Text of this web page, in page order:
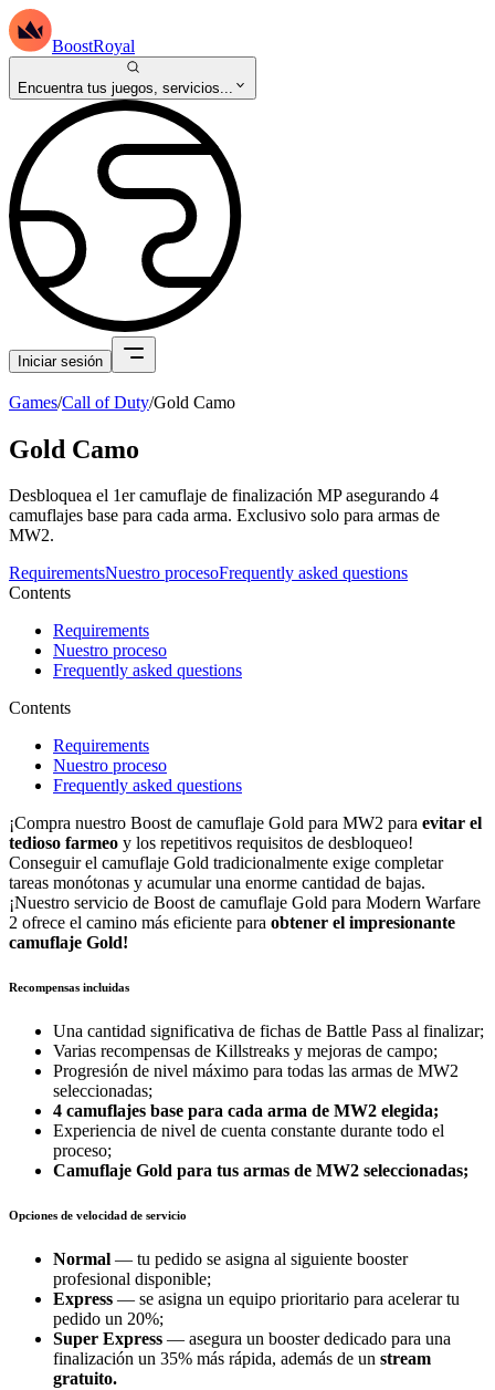
BoostRoyal
Encuentra tus juegos, servicios...
Iniciar sesión
Games/Call of Duty/Gold Camo
Gold Camo
Desbloquea el 1er camuflaje de finalización MP asegurando 4
camuflajes base para cada arma. Exclusivo solo para armas de
MW2.
RequirementsNuestro procesoFrequently asked questions
Contents
Requirements
Nuestro proceso
Frequently asked questions
Contents
Requirements
Nuestro proceso
Frequently asked questions
¡Compra nuestro Boost de camuflaje Gold para MW2 para evitar el
tedioso farmeo y los repetitivos requisitos de desbloqueo!
Conseguir el camuflaje Gold tradicionalmente exige completar
tareas monótonas y acumular una enorme cantidad de bajas.
¡Nuestro servicio de Boost de camuflaje Gold para Modern Warfare
2 ofrece el camino más eficiente para obtener el impresionante
camuflaje Gold!
Recompensas incluidas
Una cantidad significativa de fichas de Battle Pass al finalizar;
Varias recompensas de Killstreaks y mejoras de campo;
Progresión de nivel máximo para todas las armas de MW2
seleccionadas;
4 camuflajes base para cada arma de MW2 elegida;
Experiencia de nivel de cuenta constante durante todo el
proceso;
Camuflaje Gold para tus armas de MW2 seleccionadas;
Opciones de velocidad de servicio
Normal — tu pedido se asigna al siguiente booster
profesional disponible;
Express — se asigna un equipo prioritario para acelerar tu
pedido un 20%;
Super Express — asegura un booster dedicado para una
finalización un 35% más rápida, además de un stream
gratuito.